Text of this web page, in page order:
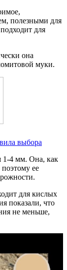
полезными для
для
она
муки.
выбора
1-4 мм. Она, как
ее
для кислых
показали, что
не меньше,